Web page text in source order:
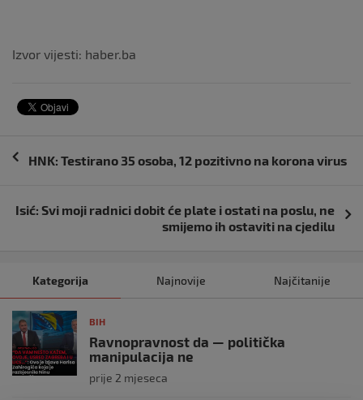
Izvor vijesti: haber.ba
Navigacija
HNK: Testirano 35 osoba, 12 pozitivno na korona virus
Isić: Svi moji radnici dobit će plate i ostati na poslu, ne
smijemo ih ostaviti na cjedilu
Kategorija Najnovije Najčitanije
BIH
Ravnopravnost da — politička
manipulacija ne
prije 2 mjeseca